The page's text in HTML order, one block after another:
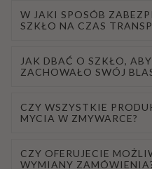
W JAKI SPOSÓB
SZKŁO NA CZAS
JAK DBAĆ O SZKŁO,
ZACHOWAŁO SWÓJ
CZY WSZYSTKIE
MYCIA W ZMYWARCE?
CZY OFERUJECIE
WYMIANY